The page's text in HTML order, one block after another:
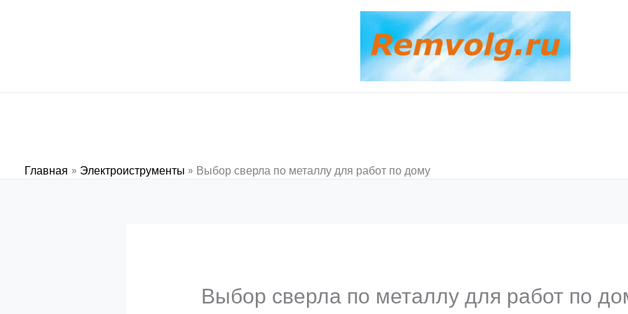
Главная Электроиструменты Выбор сверла по металлу для работ по дому
Выбор сверла по металлу для работ по